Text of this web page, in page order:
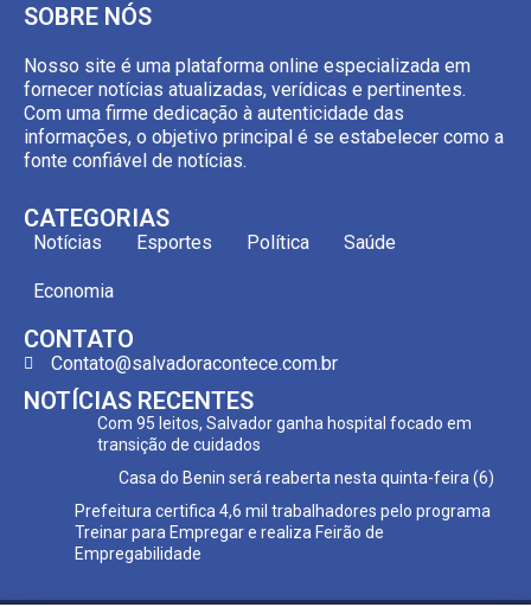
SOBRE NÓS
Nosso site é uma plataforma online especializada em
fornecer notícias atualizadas, verídicas e pertinentes.
Com uma firme dedicação à autenticidade das
informações, o objetivo principal é se estabelecer como a
fonte confiável de notícias.
CATEGORIAS
Notícias Esportes Política Saúde
Economia
CONTATO
Contato@salvadoracontece.com.br
NOTÍCIAS RECENTES
Com 95 leitos, Salvador ganha hospital focado em
transição de cuidados
Casa do Benin será reaberta nesta quinta-feira (6)
Prefeitura certifica 4,6 mil trabalhadores pelo programa
Treinar para Empregar e realiza Feirão de
Empregabilidade